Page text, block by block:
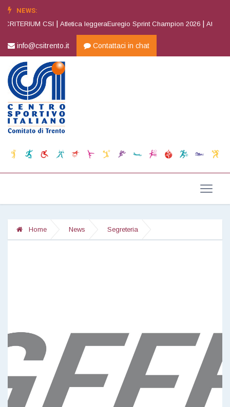
NEWS:
CSI |Atletica leggeraEuregio Sprint Champion 2026 |Atletica
info@csitrento.it Contattaci in chat
Home News Segreteria